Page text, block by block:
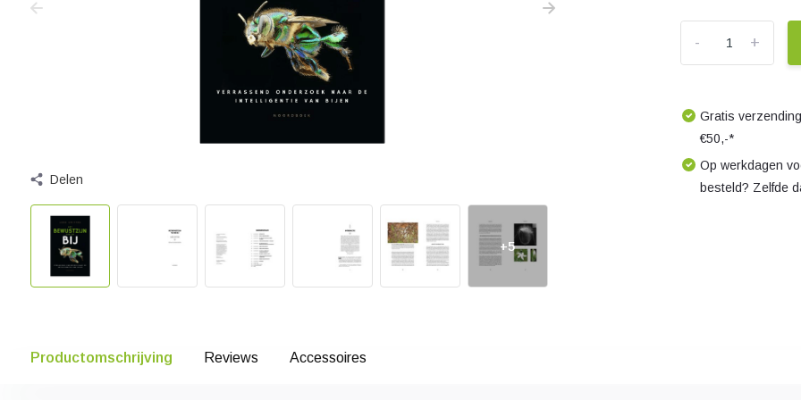
Delen
+5
+
-
Gratis
€50,-*
Op werkdagen
besteld? Zelfde
Productomschrijving Reviews Accessoires